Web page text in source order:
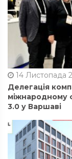
14 Листопада
Делегація
міжнародному
3.0 у Варшаві